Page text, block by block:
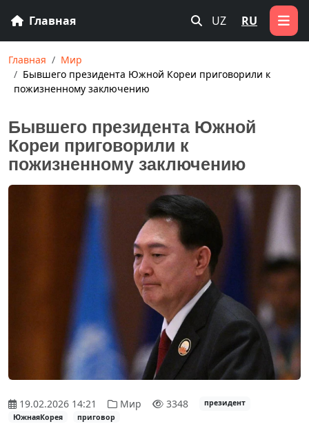
Главная UZ RU
Главная
Мир
Бывшего президента Южной Кореи приговорили к
пожизненному заключению
Бывшего президента Южной
Кореи приговорили к
пожизненному заключению
19.02.2026 14:21 Мир 3348
президент
ЮжнаяКорея
приговор